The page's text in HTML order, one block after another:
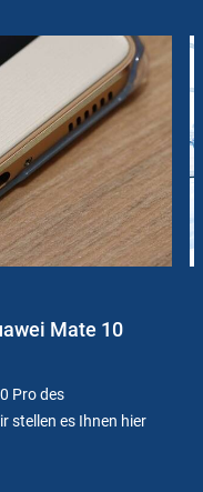
Mate 10
Pro des
stellen es Ihnen hier